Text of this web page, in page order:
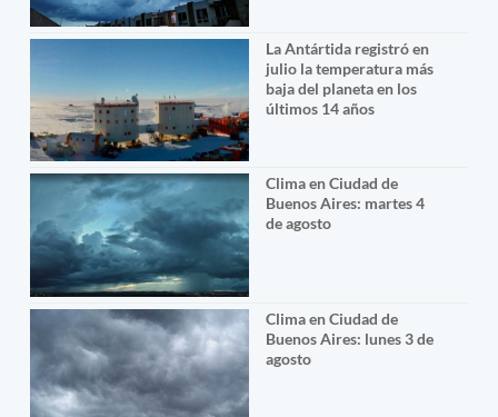
La Antártida registró en
julio la temperatura más
baja del planeta en los
últimos 14 años
Clima en Ciudad de
Buenos Aires: martes 4
de agosto
Clima en Ciudad de
Buenos Aires: lunes 3 de
agosto